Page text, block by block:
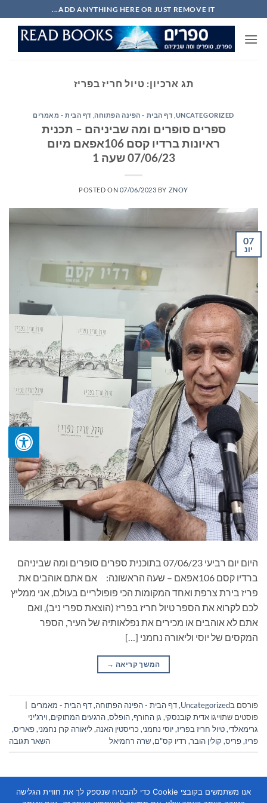
to
content
ADD ANYTHING HERE OR JUST REMOVE IT...
תג ארכיון: טיול חריז בפריז
UNCATEGORIZED דף הבית - הפינה הפתוחה, דף הבית - מאמרים
ספרים סופרים ומה שביניהם – תכנית
ראיונות ברדיו קסם 106אפאם מיום
07/06/23 שעה 1
POSTED ON 07/06/2023 BY ZNOY
07
יונ
היום יום רביעי 07/06/23 בתוכנית ספרים סופרים ומה שביניהם
ברדיו קסם 106אפאם – שעה הראשונה: אם אתם אוהבים את
פריז בירת צרפת ואחד המקומות הכי פופולריים בעולם, אני ממליץ
לכם לקרוא את הספר טיול חריז בפריז (הוצאת ספרי ניב), ואם
אתם לא אוהבים או מכירים את נפלאותיה של העיר, הספר
המקסים של יוסי וליאורה נחמני […]
המשך קריאה →
פורסם בUncategorized
,דף הבית - הפינה הפתוחה,דף הבית - מאמרים
פוסטים שתוייגו אדית קובנסקי, גן החורף,הופלס,הרגעים המתוקים,וירג'יני
גרימאלדי,טיול חריז בפריז,יוסי נחמני, כריסטין האנה,ליאורה קרן נחמני,פאריס,
פריז,פריס, קולין הובר, רדיו קס"ם,שרה רחמיאל השאר תגובה
אנו משתמשים בקובצי Cookie כדי להבטיח שנספק לך את חוויית הגלישה